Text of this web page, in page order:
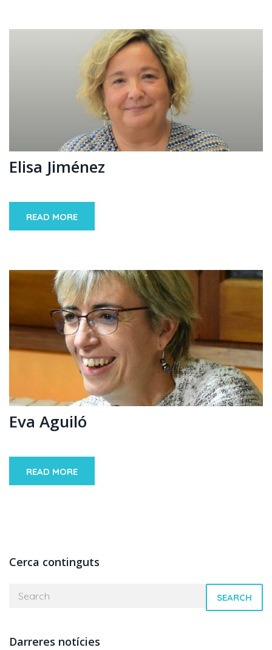
Elisa Jiménez
READ MORE
Eva Aguiló
READ MORE
Cerca continguts
SEARCH
Darreres notícies